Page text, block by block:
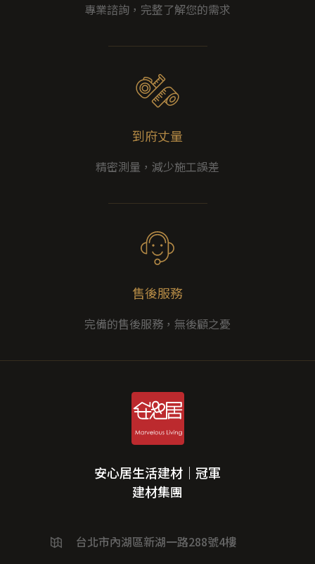
專業諮詢，完整了解您的需求
到府丈量
精密測量，減少施工誤差
售後服務
完備的售後服務，無後顧之憂
安心居生活建材｜冠軍
建材集團
台北市內湖區新湖一路288號4樓